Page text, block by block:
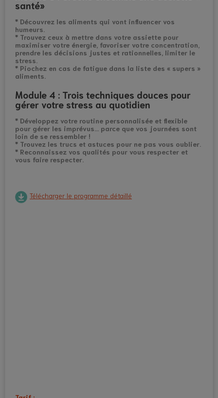
santé»
* Découvrez les aliments qui vont influencer vos
humeurs.
* Trouvez ceux à mettre dans votre assiette pour
maximiser votre énergie, favoriser votre concentration,
prendre les décisions justes et rationnelles, limiter le
stress.
* Piochez en cas de fatigue dans la liste des « supers »
aliments.
Module 4 : Trois techniques douces pour
gérer votre stress au quotidien
* Développez votre routine personnalisée et flexible
pour gérer les imprévus… parce que vos journées sont
loin de se ressembler !
* Trouvez les trucs et astuces pour ne pas vous oublier.
* Reconnaissez vos qualités pour vous respecter et
vous faire respecter.
Télécharger le programme détaillé